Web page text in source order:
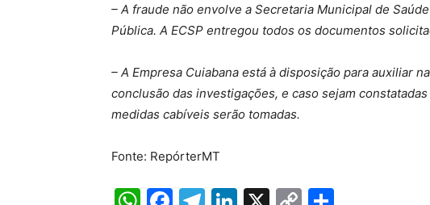
– A fraude não envolve a Secretaria Municipal de
Pública. A ECSP entregou todos os documentos
– A Empresa Cuiabana está à disposição para auxiliar
conclusão das investigações, e caso sejam
medidas cabíveis serão tomadas.
Fonte: RepórterMT